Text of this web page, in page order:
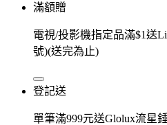
滿額贈
電視/投影機指定品滿$1送
號)(送完為止)
登記送
單筆滿999元送Glolux流星